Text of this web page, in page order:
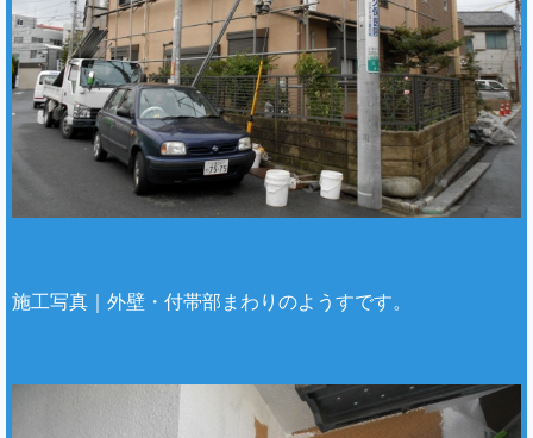
施工写真｜外壁・付帯部まわりのようすです。